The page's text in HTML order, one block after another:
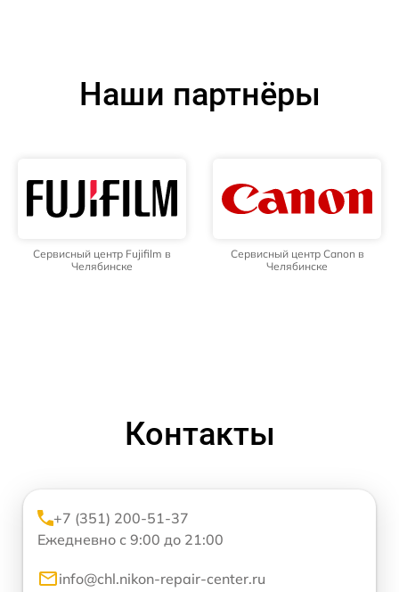
Наши партнёры
Сервисный центр Fujifilm в
Челябинске
Сервисный центр Canon в
Челябинске
Контакты
+7 (351) 200-51-37
Ежедневно с 9:00 до 21:00
info@chl.nikon-repair-center.ru